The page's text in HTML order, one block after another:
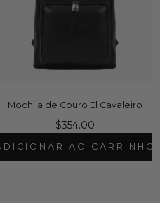
Mochila de Couro El Cavaleiro
$354.00
AO CARRINHO